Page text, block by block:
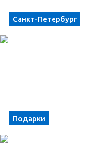
Санкт-Петербург
Подарки